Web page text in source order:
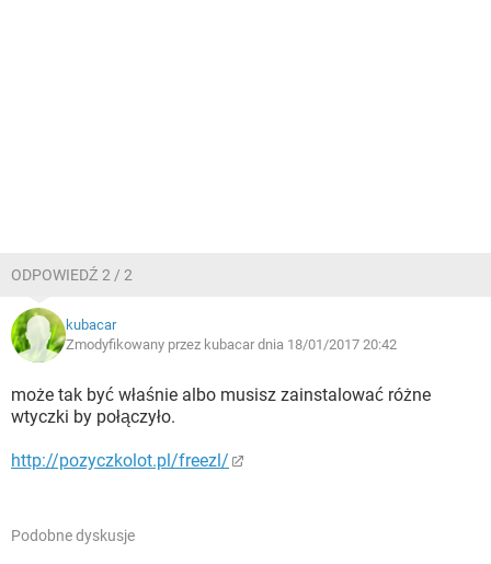
ODPOWIEDŹ 2 / 2
kubacar
Zmodyfikowany przez kubacar dnia 18/01/2017 20:42
może tak być właśnie albo musisz zainstalować różne
wtyczki by połączyło.
http://pozyczkolot.pl/freezl/
Podobne dyskusje